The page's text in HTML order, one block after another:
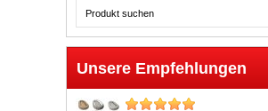
Unsere Empfehlungen